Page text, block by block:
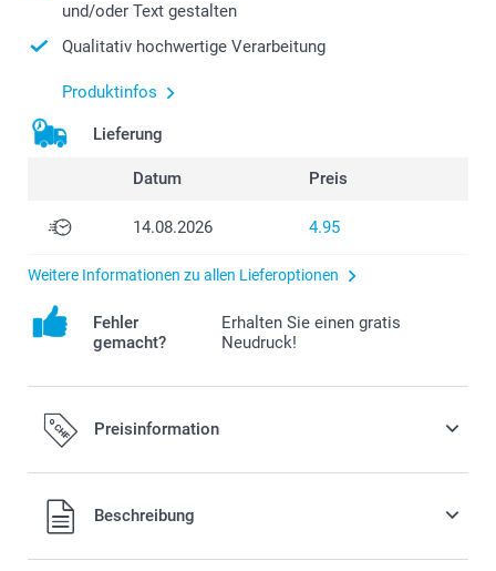
und/oder Text gestalten
Qualitativ hochwertige Verarbeitung
Produktinfos
Lieferung
Datum Preis
14.08.2026 4.95
Weitere Informationen zu allen Lieferoptionen
Fehler
gemacht?
Erhalten Sie einen gratis
Neudruck!
Preisinformation
Alle Preise verstehen sich in Schweizer Franken (CHF) inkl.
MwSt. und zzgl. Versandkosten.
Beschreibung